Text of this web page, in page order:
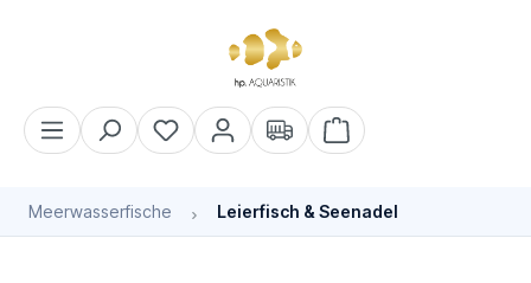
Warenkorb enthält 0
Meerwasserfische Leierfisch & Seenadel